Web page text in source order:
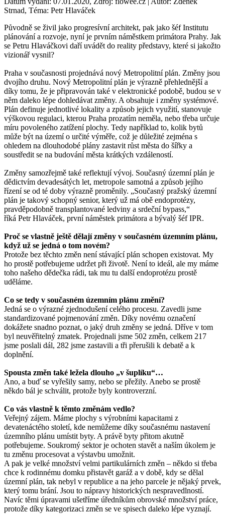
Strnad, Téma: Petr Hlaváček
Původně se živil jako progresívní architekt, pak jako šéf Institutu
plánování a rozvoje, nyní je prvním náměstkem primátora Prahy. Jak
se Petru Hlaváčkovi daří uvádět do reality představy, které si jakožto
vizionář vysnil?
Praha v současnosti projednává nový Metropolitní plán. Změny jsou
dvojího druhu. Nový Metropolitní plán je výrazně přehlednější a
díky tomu, že je připravován také v elektronické podobě, budou se v
něm daleko lépe dohledávat změny. A obsahuje i změny systémové.
Plán definuje jednotlivé lokality a způsob jejich využití, stanovuje
výškovou regulaci, kterou Praha prozatím neměla, nebo třeba určuje
míru povoleného zatížení plochy. Tedy například to, kolik bytů
může být na území o určité výměře, což je důležité zejména s
ohledem na dlouhodobé plány zastavit růst města do šířky a
soustředit se na budování města krátkých vzdáleností.
Změny samozřejmě také reflektují vývoj. Současný územní plán je
dědictvím devadesátých let, metropole samotná a způsob jejího
řízení se od té doby výrazně proměnily. „Současný pražský územní
plán je takový schopný senior, který už má obě endoprotézy,
pravděpodobně transplantované ledviny a srdeční bypass,“
říká Petr Hlaváček, první náměstek primátora a bývalý šéf IPR.
Proč se vlastně ještě dělají změny v současném územním plánu,
když už se jedná o tom novém?
Protože bez těchto změn není stávající plán schopen existovat. My
ho prostě potřebujeme udržet při životě. Není to ideál, ale my máme
toho našeho dědečka rádi, tak mu tu další endoprotézu prostě
uděláme.
Co se tedy v současném územním plánu změní?
Jedná se o výrazné zjednodušení celého procesu. Zavedli jsme
standardizované pojmenování změn. Díky novému označení
dokážete snadno poznat, o jaký druh změny se jedná. Dříve v tom
byl neuvěřitelný zmatek. Projednali jsme 502 změn, celkem 217
jsme poslali dál, 282 jsme zastavili a tři přerušili k debatě a k
doplnění.
Spousta změn také ležela dlouho „v šuplíku“…
Ano, a buď se vyřešily samy, nebo se přežily. Anebo se prostě
někdo bál je schválit, protože byly kontroverzní.
Co vás vlastně k těmto změnám vedlo?
Veřejný zájem. Máme plochy s výrobními kapacitami z
devatenáctého století, kde nemůžeme díky současnému nastavení
územního plánu umístit byty. A právě byty přitom akutně
potřebujeme. Soukromý sektor je ochoten stavět a naším úkolem je
tu změnu procesovat a výstavbu umožnit.
A pak je velké množství velmi partikulárních změn – někdo si třeba
chce k rodinnému domku přistavět garáž a v době, kdy se dělal
územní plán, tak nebyl v republice a na jeho parcele je nějaký prvek,
který tomu brání. Jsou to nápravy historických nespravedlností.
Navíc těmi úpravami ušetříme úředníkům obrovské množství práce,
protože díky kategorizaci změn se ve spisech daleko lépe vyznají.